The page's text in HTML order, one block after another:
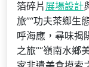
箔碎片 展場設計
旅”“功夫茶鄉生
呼海應，尋味揭
之旅”“嶺南水鄉